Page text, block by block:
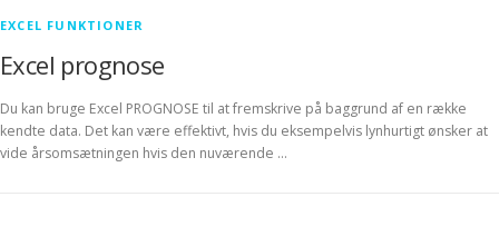
EXCEL FUNKTIONER
Excel prognose
Du kan bruge Excel PROGNOSE til at fremskrive på baggrund af en række
kendte data. Det kan være effektivt, hvis du eksempelvis lynhurtigt ønsker at
vide årsomsætningen hvis den nuværende …